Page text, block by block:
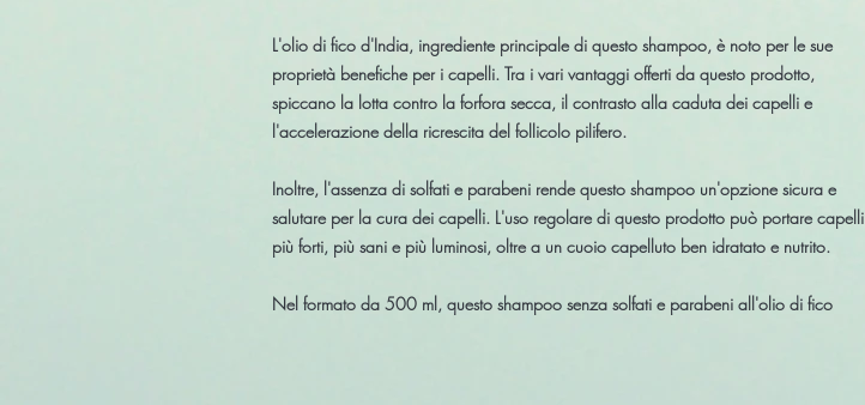
L'olio di fico d'India, ingrediente principale di questo shampoo, è noto per le sue
proprietà benefiche per i capelli. Tra i vari vantaggi offerti da questo prodotto,
spiccano la lotta contro la forfora secca, il contrasto alla caduta dei capelli e
l'accelerazione della ricrescita del follicolo pilifero.
Inoltre, l'assenza di solfati e parabeni rende questo shampoo un'opzione sicura e
salutare per la cura dei capelli. L'uso regolare di questo prodotto può portare capelli
più forti, più sani e più luminosi, oltre a un cuoio capelluto ben idratato e nutrito.
Nel formato da 500 ml, questo shampoo senza solfati e parabeni all'olio di fico